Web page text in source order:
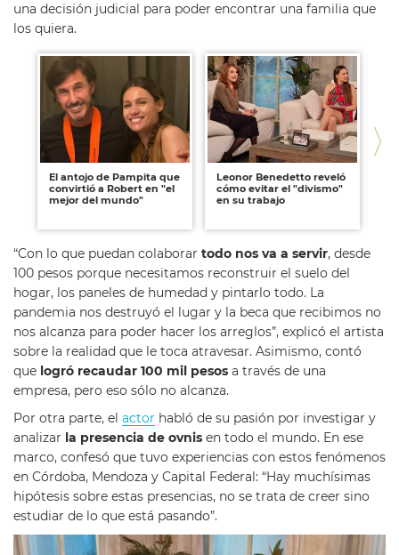
una decisión judicial para poder encontrar una familia que
los quiera.
El antojo de Pampita que
convirtió a Robert en "el
mejor del mundo"
Leonor Benedetto reveló
cómo evitar el "divismo"
en su trabajo
“Con lo que puedan colaborar todo nos va a servir, desde
100 pesos porque necesitamos reconstruir el suelo del
hogar, los paneles de humedad y pintarlo todo. La
pandemia nos destruyó el lugar y la beca que recibimos no
nos alcanza para poder hacer los arreglos”, explicó el artista
sobre la realidad que le toca atravesar. Asimismo, contó
que logró recaudar 100 mil pesos a través de una
empresa, pero eso sólo no alcanza.
Por otra parte, el actor habló de su pasión por investigar y
analizar la presencia de ovnis en todo el mundo. En ese
marco, confesó que tuvo experiencias con estos fenómenos
en Córdoba, Mendoza y Capital Federal: “Hay muchísimas
hipótesis sobre estas presencias, no se trata de creer sino
estudiar de lo que está pasando”.